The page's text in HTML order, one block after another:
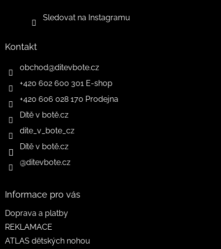
Sledovat na Instagramu
Kontakt
obchod@ditevbote.cz
+420 602 600 301 E-shop
+420 606 028 170 Prodejna
Dítě v botě.cz
dite_v_bote_cz
Dítě v botě.cz
@ditevbote.cz
Informace pro vás
Doprava a platby
REKLAMACE
ATLAS dětských nohou